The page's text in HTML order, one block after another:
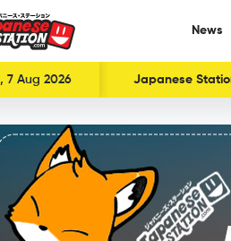
News
7 Aug 2026 Japanese